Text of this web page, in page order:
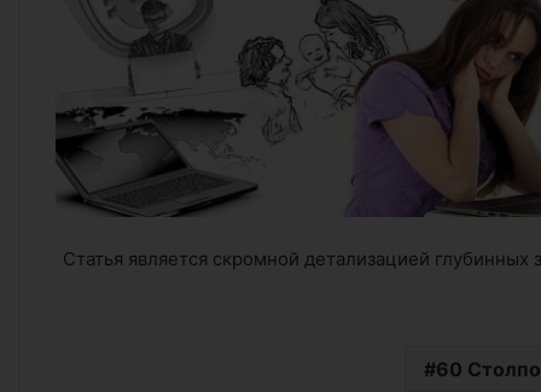
Статья является скромной детализацией
60